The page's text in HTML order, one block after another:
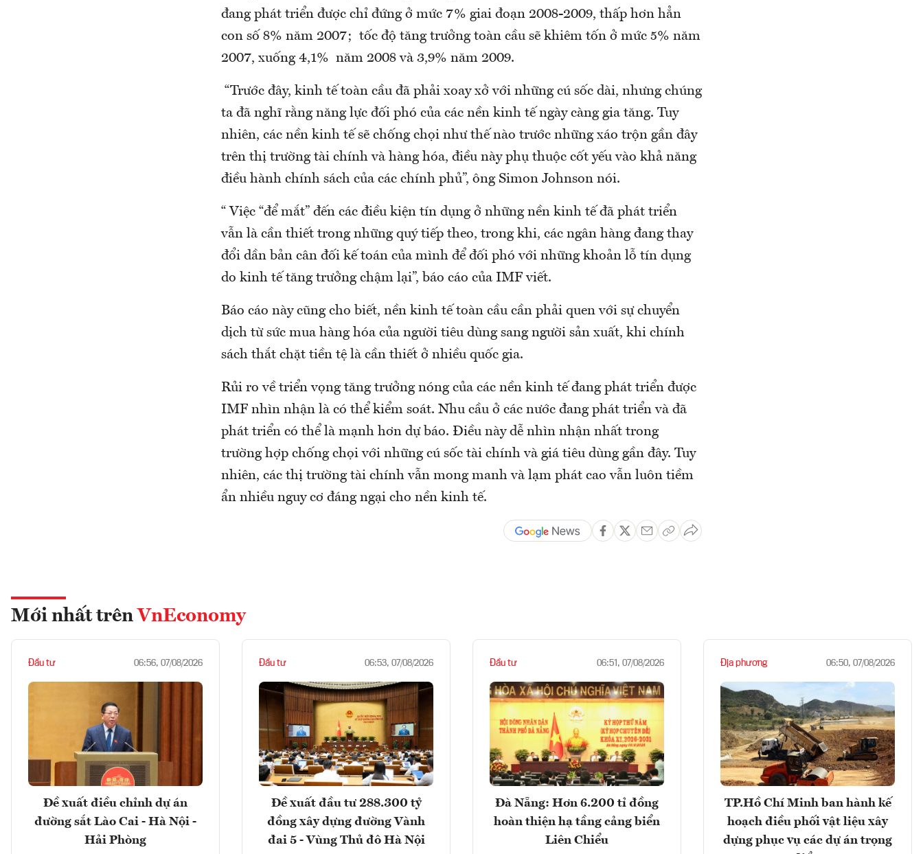
đang phát triển được chỉ đứng ở mức 7% giai đoạn 2008-2009, thấp hơn hẳn
con số 8% năm 2007; tốc độ tăng trưởng toàn cầu sẽ khiêm tốn ở mức 5% năm
2007, xuống 4,1% năm 2008 và 3,9% năm 2009.
“Trước đây, kinh tế toàn cầu đã phải xoay xở với những cú sốc dài, nhưng chúng
ta đã nghĩ rằng năng lực đối phó của các nền kinh tế ngày càng gia tăng. Tuy
nhiên, các nền kinh tế sẽ chống chọi như thế nào trước những xáo trộn gần đây
trên thị trường tài chính và hàng hóa, điều này phụ thuộc cốt yếu vào khả năng
điều hành chính sách của các chính phủ”, ông Simon Johnson nói.
“ Việc “để mắt” đến các điều kiện tín dụng ở những nền kinh tế đã phát triển
vẫn là cần thiết trong những quý tiếp theo, trong khi, các ngân hàng đang thay
đổi dần bản cân đối kế toán của mình để đối phó với những khoản lỗ tín dụng
do kinh tế tăng trưởng chậm lại”, báo cáo của IMF viết.
Báo cáo này cũng cho biết, nền kinh tế toàn cầu cần phải quen với sự chuyển
dịch từ sức mua hàng hóa của người tiêu dùng sang người sản xuất, khi chính
sách thắt chặt tiền tệ là cần thiết ở nhiều quốc gia.
Rủi ro về triển vọng tăng trưởng nóng của các nền kinh tế đang phát triển được
IMF nhìn nhận là có thể kiểm soát. Nhu cầu ở các nước đang phát triển và đã
phát triển có thể là mạnh hơn dự báo. Điều này dễ nhìn nhận nhất trong
trường hợp chống chọi với những cú sốc tài chính và giá tiêu dùng gần đây. Tuy
nhiên, các thị trường tài chính vẫn mong manh và lạm phát cao vẫn luôn tiềm
ẩn nhiều nguy cơ đáng ngại cho nền kinh tế.
Mới nhất trên VnEconomy
Đầu tư 06:56, 07/08/2026
Đề xuất điều chỉnh dự án
đường sắt Lào Cai - Hà Nội -
Hải Phòng
Đầu tư 06:53, 07/08/2026
Đề xuất đầu tư 288.300 tỷ
đồng xây dựng đường Vành
đai 5 - Vùng Thủ đô Hà Nội
Đầu tư 06:51, 07/08/2026
Đà Nẵng: Hơn 6.200 tỉ đồng
hoàn thiện hạ tầng cảng biển
Liên Chiểu
Địa phương 06:50, 07/08/2026
TP.Hồ Chí Minh ban hành kế
hoạch điều phối vật liệu xây
dựng phục vụ các dự án trọng